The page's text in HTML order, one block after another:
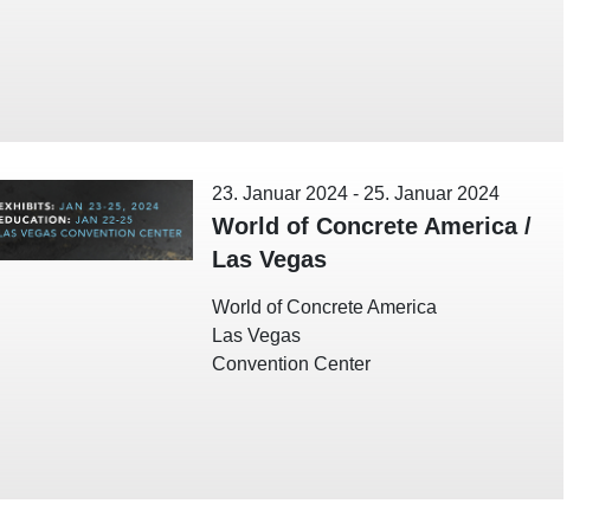
23. Januar 2024 - 25. Januar 2024
World of Concrete America /
Las Vegas
World of Concrete America
Las Vegas
Convention Center